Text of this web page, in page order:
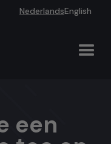
NederlandsEnglish
een